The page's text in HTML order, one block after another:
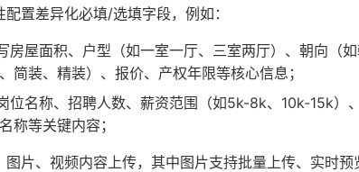
配置差异化必填/选填字段，例如：
房屋面积、户型（如一室一厅、三室两厅）、朝向（
简装、精装）、报价、产权年限等核心信息；
位名称、招聘人数、薪资范围（如5k-8k、10k-15k）
称等关键内容；
图片、视频内容上传，其中图片支持批量上传、实时预